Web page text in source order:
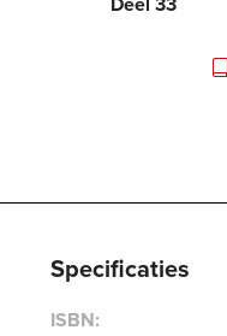
Specificaties
ISBN: